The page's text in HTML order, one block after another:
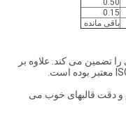
0.50
0.15
باقی مانده
100٪ اندازه گیری را تضمین می کند. علاوه بر
و دقت قالبهای خوب می